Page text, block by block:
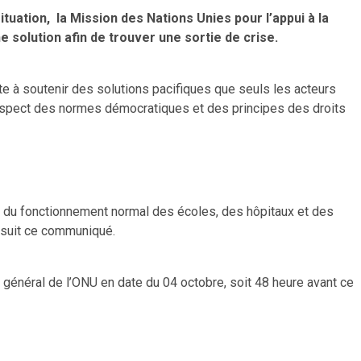
la Mission des Nations Unies pour l’appui à la
solution afin de trouver une sortie de crise.
à soutenir des solutions pacifiques que seuls les acteurs
des normes démocratiques et des principes des droits
fonctionnement normal des écoles, des hôpitaux et des
ce communiqué.
de l’ONU en date du 04 octobre, soit 48 heure avant ce